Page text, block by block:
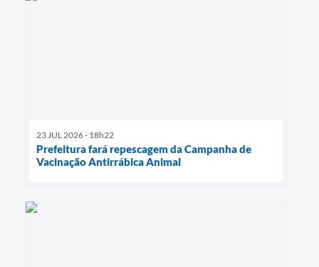
23 JUL 2026 - 18h22
Prefeitura fará repescagem da Campanha de
Vacinação Antirrábica Animal